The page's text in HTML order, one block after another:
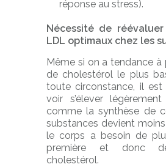
réponse au stress).
Nécessité de
LDL optimaux chez les
Même si on a tendance à
de cholestérol le plus
toute circonstance, il
voir s’élever
comme la synthèse de
substances devient
le corps a besoin de
première et donc
cholestérol.